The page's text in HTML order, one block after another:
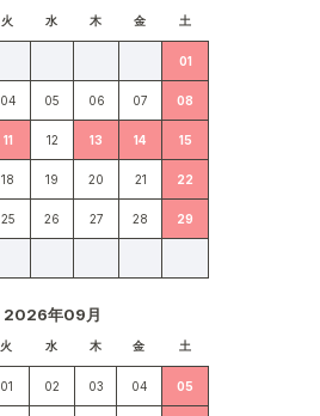
火 水 木 金 土
01
04 05 06 07 08
11 12 13 14 15
18 19 20 21 22
25 26 27 28 29
2026年09月
火 水 木 金 土
01 02 03 04 05